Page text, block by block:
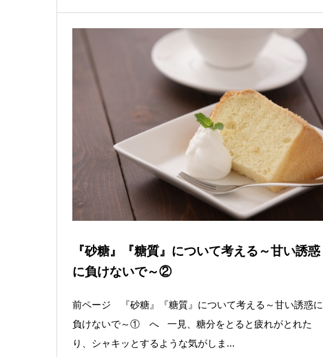
『砂糖』『糖質』について考える～甘い誘惑
に負けないで～②
前ページ 『砂糖』『糖質』について考える～甘い誘惑に
負けないで～① へ 一見、糖分をとると疲れがとれた
り、シャキッとするような気がしま...